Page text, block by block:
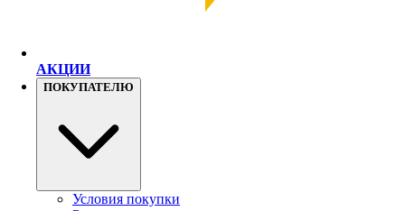
АКЦИИ
ПОКУПАТЕЛЮ
Условия покупки